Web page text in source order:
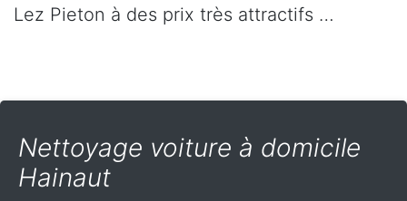
Lez Pieton à des prix très attractifs …
Nettoyage voiture à domicile
Hainaut